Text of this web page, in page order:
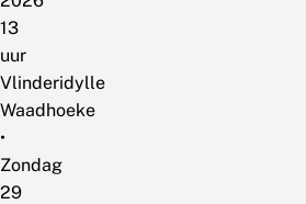
13
uur
Vlinderidylle
Waadhoeke
•
Zondag
29